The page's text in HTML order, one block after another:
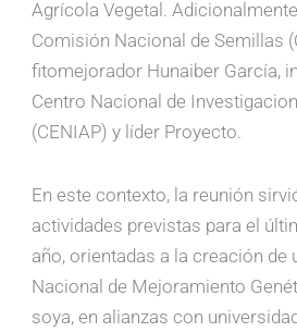
Agrícola Vegetal.
Comisión Nacional de Semillas
fitomejorador Hunaiber García,
Centro Nacional de
(CENIAP) y líder Proyecto.
En este contexto, la reunión
actividades previstas para el
año, orientadas a la creación de
Nacional de Mejoramiento
soya, en alianzas con